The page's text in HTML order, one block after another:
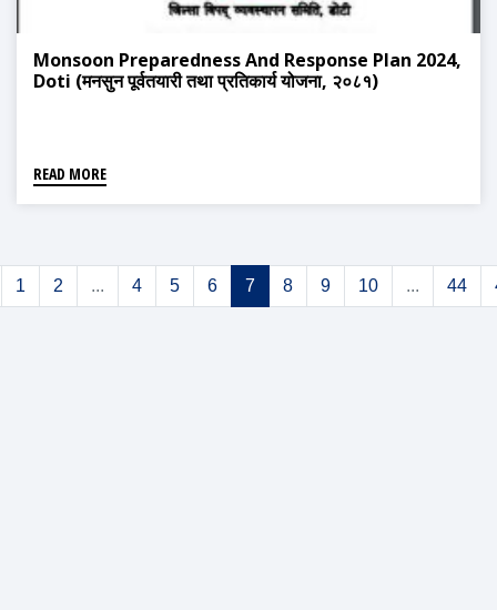
Monsoon Preparedness And Response Plan 2024,
Doti (मनसुन पूर्वतयारी तथा प्रतिकार्य योजना, २०८१)
READ MORE
1 2 ... 4 5 6 7 8 9 10 ... 44